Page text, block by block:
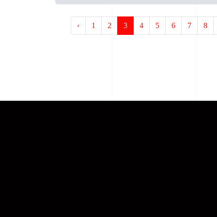
‹ 1 2 3 4 5 6 7 8